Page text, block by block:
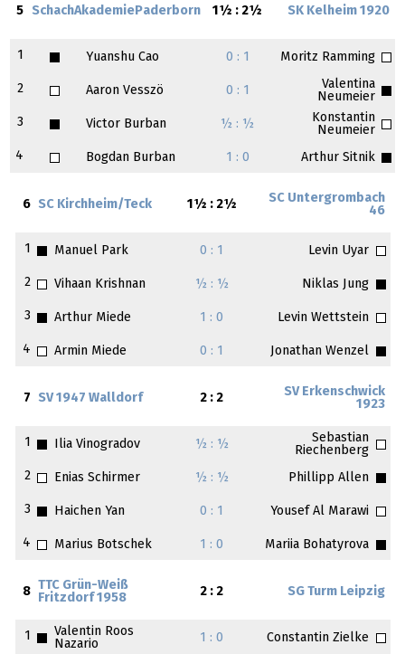
5 SchachAkademiePaderborn 1½ : 2½ SK Kelheim 1920
1 Yuanshu Cao 0 : 1 Moritz Ramming
2 Aaron Vesszö 0 : 1
Valentina
Neumeier
3
Victor Burban ½ : ½
Konstantin
Neumeier
4
Bogdan Burban 1 : 0 Arthur Sitnik
6 SC Kirchheim/Teck 1½ : 2½
SC Untergrombach
46
1 Manuel Park 0 : 1 Levin Uyar
2 Vihaan Krishnan ½ : ½ Niklas Jung
3 Arthur Miede 1 : 0 Levin Wettstein
4 Armin Miede 0 : 1 Jonathan Wenzel
7 SV 1947 Walldorf 2 : 2
SV Erkenschwick
1923
1 Ilia Vinogradov ½ : ½
Sebastian
Riechenberg
2
Enias Schirmer ½ : ½ Phillipp Allen
3 Haichen Yan 0 : 1 Yousef Al Marawi
4 Marius Botschek 1 : 0 Mariia Bohatyrova
8
TTC Grün-Weiß
Fritzdorf 1958
2 : 2 SG Turm Leipzig
1
Valentin Roos
Nazario
1 : 0 Constantin Zielke